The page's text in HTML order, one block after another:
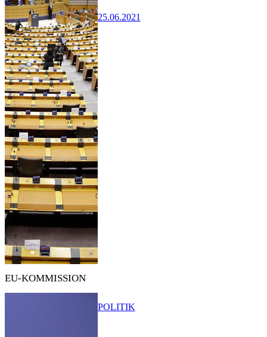
25.06.2021
EU-KOMMISSION
POLITIK